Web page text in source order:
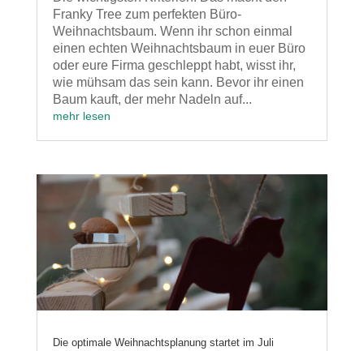
Franky Tree zum perfekten Büro-
Weihnachtsbaum. Wenn ihr schon einmal
einen echten Weihnachtsbaum in euer Büro
oder eure Firma geschleppt habt, wisst ihr,
wie mühsam das sein kann. Bevor ihr einen
Baum kauft, der mehr Nadeln auf...
mehr lesen
Die optimale Weihnachtsplanung startet im Juli